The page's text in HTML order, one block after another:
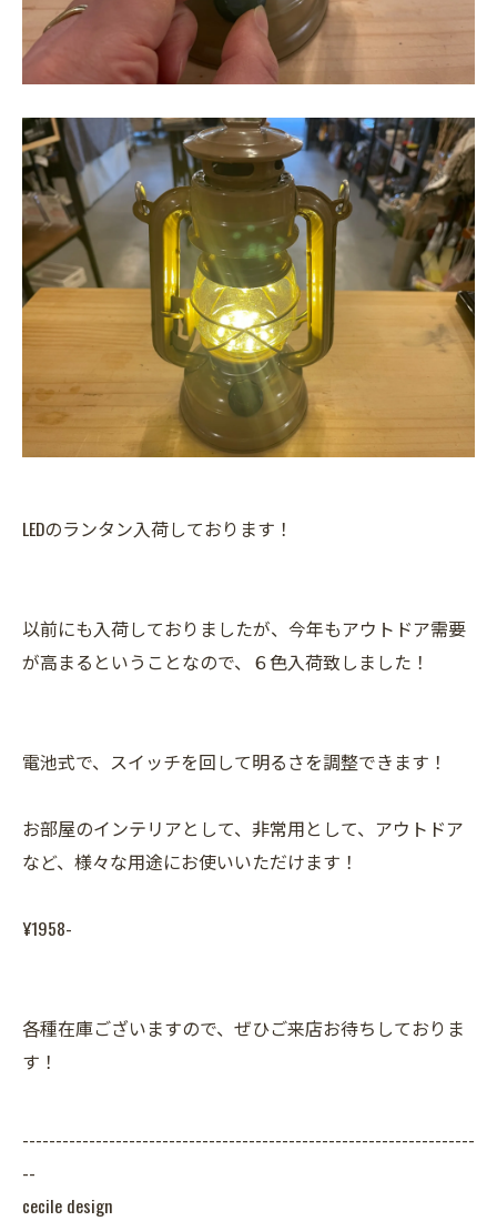
LEDのランタン入荷しております！
以前にも入荷しておりましたが、今年もアウトドア需要
が高まるということなので、６色入荷致しました！
電池式で、スイッチを回して明るさを調整できます！
お部屋のインテリアとして、非常用として、アウトドア
など、様々な用途にお使いいただけます！
¥1958-
各種在庫ございますので、ぜひご来店お待ちしておりま
す！
--------------------------------------------------------------------
--
cecile design